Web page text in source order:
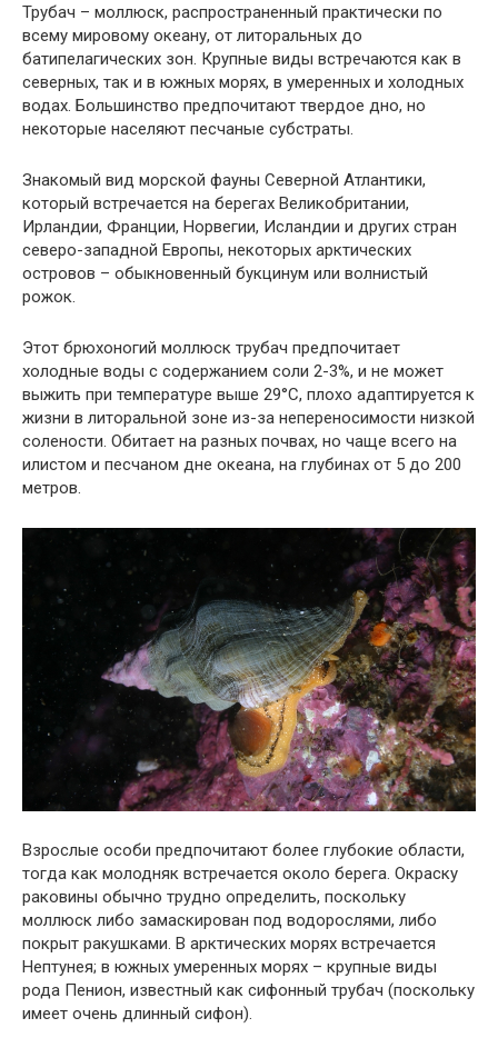
Трубач – моллюск, распространенный практически по
всему мировому океану, от литоральных до
батипелагических зон. Крупные виды встречаются как в
северных, так и в южных морях, в умеренных и холодных
водах. Большинство предпочитают твердое дно, но
некоторые населяют песчаные субстраты.
Знакомый вид морской фауны Северной Атлантики,
который встречается на берегах Великобритании,
Ирландии, Франции, Норвегии, Исландии и других стран
северо-западной Европы, некоторых арктических
островов – обыкновенный букцинум или волнистый
рожок.
Этот брюхоногий моллюск трубач предпочитает
холодные воды с содержанием соли 2-3%, и не может
выжить при температуре выше 29°C, плохо адаптируется к
жизни в литоральной зоне из-за непереносимости низкой
солености. Обитает на разных почвах, но чаще всего на
илистом и песчаном дне океана, на глубинах от 5 до 200
метров.
Взрослые особи предпочитают более глубокие области,
тогда как молодняк встречается около берега. Окраску
раковины обычно трудно определить, поскольку
моллюск либо замаскирован под водорослями, либо
покрыт ракушками. В арктических морях встречается
Нептунея; в южных умеренных морях – крупные виды
рода Пенион, известный как сифонный трубач (поскольку
имеет очень длинный сифон).